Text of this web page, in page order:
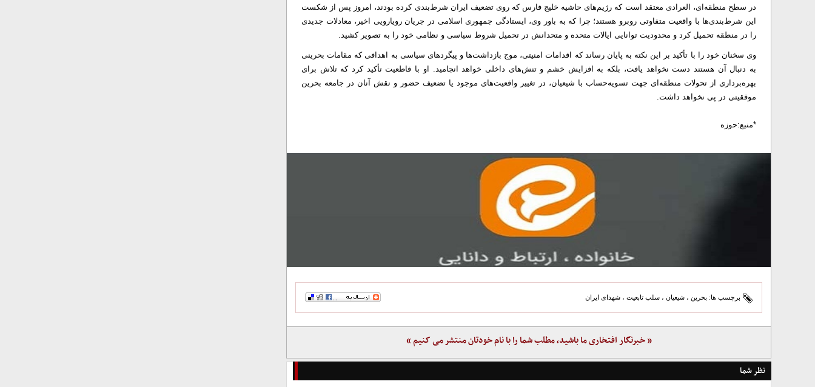
در سطح منطقه‌ای، العرادی معتقد است که رژیم‌های حاشیه خلیج فارس که روی تضعیف ایران شرط‌بندی کرده بودند، امروز پس از شکست
این شرط‌بندی‌ها با واقعیت متفاوتی روبرو هستند؛ چرا که به باور وی، ایستادگی جمهوری اسلامی در جریان رویارویی اخیر، معادلات جدیدی
را در منطقه تحمیل کرد و محدودیت توانایی ایالات متحده و متحدانش در تحمیل شروط سیاسی و نظامی خود را به تصویر کشید.
وی سخنان خود را با تأکید بر این نکته به پایان رساند که اقدامات امنیتی، موج بازداشت‌ها و پیگردهای سیاسی به اهدافی که مقامات بحرینی
به دنبال آن هستند دست نخواهد یافت، بلکه به افزایش خشم و تنش‌های داخلی خواهد انجامید. او با قاطعیت تأکید کرد که تلاش برای
بهره‌برداری از تحولات منطقه‌ای جهت تسویه‌حساب با شیعیان، در تغییر واقعیت‌های موجود یا تضعیف حضور و نقش آنان در جامعه بحرین
موفقیتی در پی نخواهد داشت.
*منبع:حوزه
برچسب ها: بحرین ، شیعیان ، سلب تابعیت ، شهدای ایران
« خبرنگار افتخاری ما باشید، مطلب شما را با نام خودتان منتشر می کنیم »
نظر شما